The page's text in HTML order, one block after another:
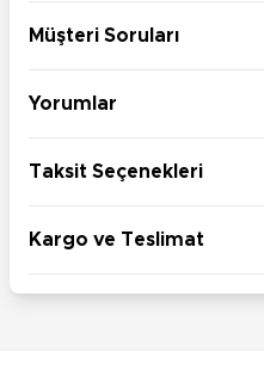
Müşteri Soruları
Yorumlar
Taksit Seçenekleri
Kargo ve Teslimat